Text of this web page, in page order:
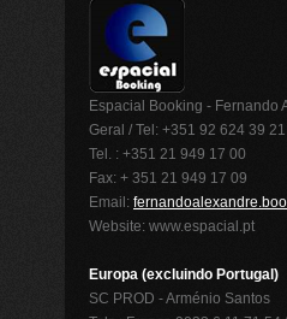
Espacial Booking - Fernando
Geral / Tel: +351 92 624 39 21
Tel. : +351 21 949 17 00
Fax: + 351 21 949 17 09
Email:
Website: www.espacial.pt
Europa (excluindo Portugal)
SC PROD - Arménio Santos